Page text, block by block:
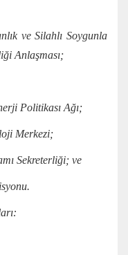
ve Silahlı Soygunla
Anlaşması;
Politikası Ağı;
Merkezi;
Sekreterliği; ve